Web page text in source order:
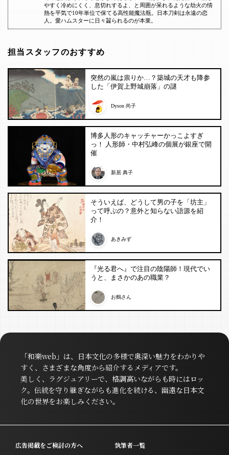
やすく冷めにくく、息切れするよ、と周囲が呆れるような劫火の情
熱を平気で10年単位で保てる高性能魔法瓶。日本刀剣は永遠の恋
人。愛ハムスターに日々齧られるのが本業。
担当スタッフのおすすめ
突然の嵐は祟りか…？築城の天才も降参
した「伊賀上野城崩落」の謎
Dyson 尚子
博多人形のキャッチャーかっこよすぎ
っ！ 人形師・中村弘峰の個展が銀座で開
催
新居 典子
そういえば、どうして男の子を「坊主」
って呼ぶの？意外と知らない語源を紹
介！
あきみず
『光る君へ』で注目の陰陽師！現代でい
うと、まさかのあの職業？
お鶴さん
「和樂web」は、日本文化の多様で奥深い魅力をわかりや
すく、さまざまな角度から紹介するメディアです。
美しく、ラグジュアリーで、格調高いながらも時にはロッ
ク。伝統を守り継ぎながらも進化を続ける、幽遠な日本文
化の世界をお楽しみください。
広告掲載をご検討の方へ
執筆者一覧